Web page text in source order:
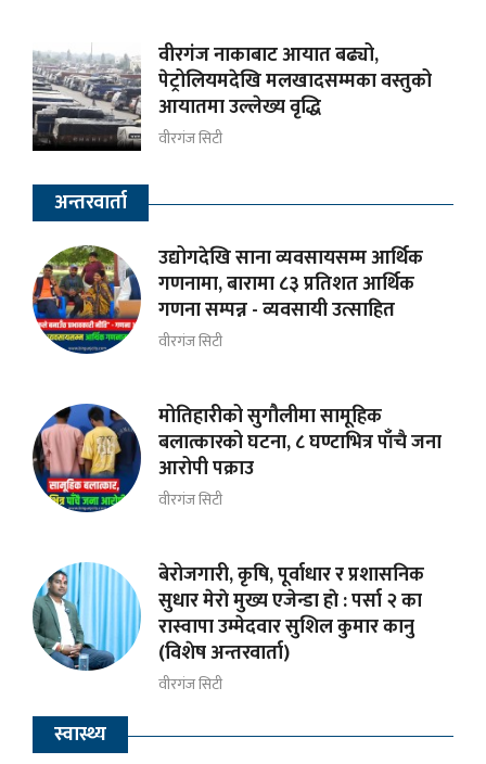
वीरगंज नाकाबाट आयात बढ्यो,
पेट्रोलियमदेखि मलखादसम्मका वस्तुको
आयातमा उल्लेख्य वृद्धि
वीरगंज सिटी
अन्तरवार्ता
उद्योगदेखि साना व्यवसायसम्म आर्थिक
गणनामा, बारामा ८३ प्रतिशत आर्थिक
गणना सम्पन्न - व्यवसायी उत्साहित
वीरगंज सिटी
मोतिहारीको सुगौलीमा सामूहिक
बलात्कारको घटना, ८ घण्टाभित्र पाँचै जना
आरोपी पक्राउ
वीरगंज सिटी
बेरोजगारी, कृषि, पूर्वाधार र प्रशासनिक
सुधार मेराे मुख्य एजेन्डा हाे : पर्सा २ का
रास्वापा उम्मेदवार सुशिल कुमार कानु
(विशेष अन्तरवार्ता)
वीरगंज सिटी
स्वास्थ्य